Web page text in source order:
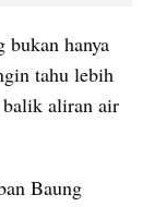
bukan hanya
tahu lebih
balik aliran air
Baung